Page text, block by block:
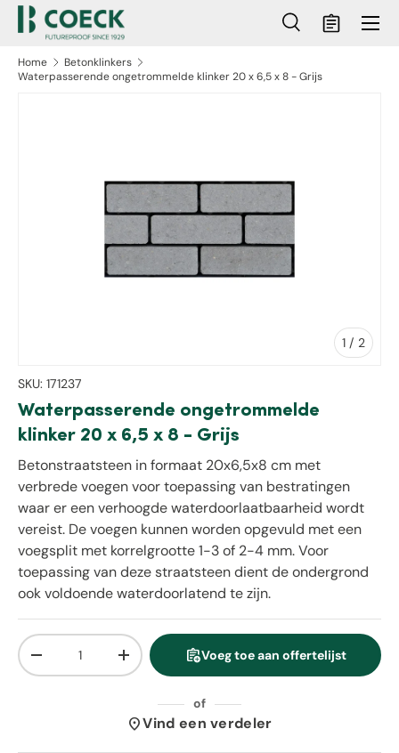
naar inhoud
Zoeken
ZoekenMandje
Menu
Home
Betonklinkers
Waterpasserende ongetrommelde klinker 20 x 6,5 x 8 - Grijs
1 / van
2
SKU: 171237
Waterpasserende ongetrommelde
klinker 20 x 6,5 x 8 - Grijs
Betonstraatsteen in formaat 20x6,5x8 cm met
verbrede voegen voor toepassing van bestratingen
waar er een verhoogde waterdoorlaatbaarheid wordt
vereist. De voegen kunnen worden opgevuld met een
voegsplit met korrelgrootte 1-3 of 2-4 mm. Voor
toepassing van deze straatsteen dient de ondergrond
ook voldoende waterdoorlatend te zijn.
Aantal
Verlaag de hoeveelheidVerhoog de hoeveelheid
assignment_add Voeg toe aan offertelijst
of
location_onVind een verdeler